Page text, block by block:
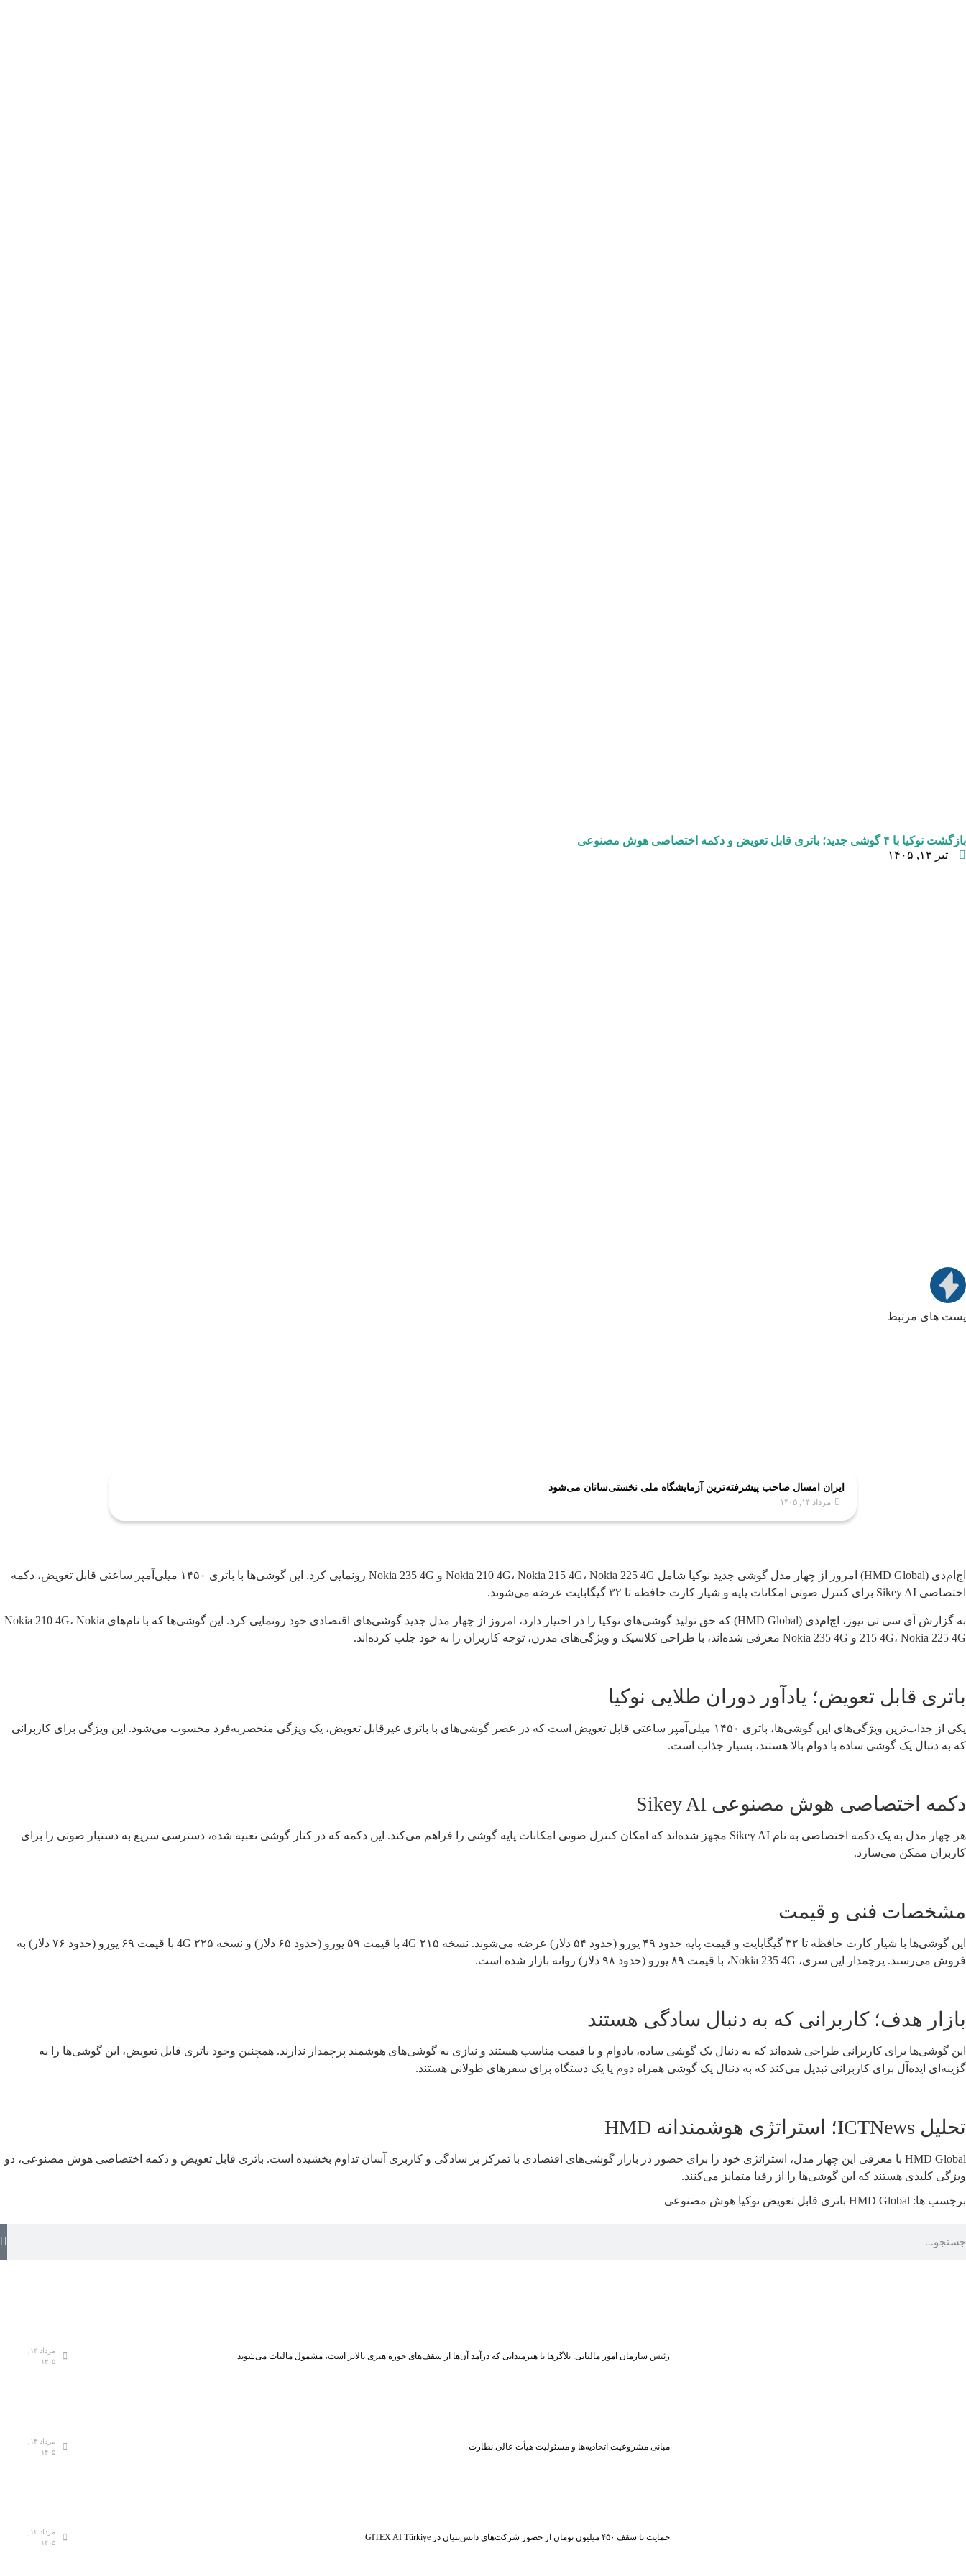
بازگشت نوکیا با ۴ گوشی جدید؛ باتری قابل تعویض و دکمه اختصاصی هوش مصنوعی
تیر ۱۳, ۱۴۰۵
پست های مرتبط
ایران امسال صاحب پیشرفته‌ترین آزمایشگاه ملی نخستی‌سانان می‌شود
مرداد ۱۴, ۱۴۰۵
اچ‌ام‌دی (HMD Global) امروز از چهار مدل گوشی جدید نوکیا شامل Nokia 210 4G، Nokia 215 4G، Nokia 225 4G و Nokia 235 4G رونمایی کرد. این گوشی‌ها با باتری ۱۴۵۰ میلی‌آمپر ساعتی قابل تعویض، دکمه
اختصاصی Sikey AI برای کنترل صوتی امکانات پایه و شیار کارت حافظه تا ۳۲ گیگابایت عرضه می‌شوند.
به گزارش آی سی تی نیوز، اچ‌ام‌دی (HMD Global) که حق تولید گوشی‌های نوکیا را در اختیار دارد، امروز از چهار مدل جدید گوشی‌های اقتصادی خود رونمایی کرد. این گوشی‌ها که با نام‌های Nokia 210 4G، Nokia
215 4G، Nokia 225 4G و Nokia 235 4G معرفی شده‌اند، با طراحی کلاسیک و ویژگی‌های مدرن، توجه کاربران را به خود جلب کرده‌اند.
باتری قابل تعویض؛ یادآور دوران طلایی نوکیا
یکی از جذاب‌ترین ویژگی‌های این گوشی‌ها، باتری ۱۴۵۰ میلی‌آمپر ساعتی قابل تعویض است که در عصر گوشی‌های با باتری غیرقابل تعویض، یک ویژگی منحصربه‌فرد محسوب می‌شود. این ویژگی برای کاربرانی
که به دنبال یک گوشی ساده با دوام بالا هستند، بسیار جذاب است.
دکمه اختصاصی هوش مصنوعی Sikey AI
هر چهار مدل به یک دکمه اختصاصی به نام Sikey AI مجهز شده‌اند که امکان کنترل صوتی امکانات پایه گوشی را فراهم می‌کند. این دکمه که در کنار گوشی تعبیه شده، دسترسی سریع به دستیار صوتی را برای
کاربران ممکن می‌سازد.
مشخصات فنی و قیمت
این گوشی‌ها با شیار کارت حافظه تا ۳۲ گیگابایت و قیمت پایه حدود ۴۹ یورو (حدود ۵۴ دلار) عرضه می‌شوند. نسخه ۲۱۵ 4G با قیمت ۵۹ یورو (حدود ۶۵ دلار) و نسخه ۲۲۵ 4G با قیمت ۶۹ یورو (حدود ۷۶ دلار) به
فروش می‌رسند. پرچمدار این سری، Nokia 235 4G، با قیمت ۸۹ یورو (حدود ۹۸ دلار) روانه بازار شده است.
بازار هدف؛ کاربرانی که به دنبال سادگی هستند
این گوشی‌ها برای کاربرانی طراحی شده‌اند که به دنبال یک گوشی ساده، بادوام و با قیمت مناسب هستند و نیازی به گوشی‌های هوشمند پرچمدار ندارند. همچنین وجود باتری قابل تعویض، این گوشی‌ها را به
گزینه‌ای ایده‌آل برای کاربرانی تبدیل می‌کند که به دنبال یک گوشی همراه دوم یا یک دستگاه برای سفرهای طولانی هستند.
تحلیل ICTNews؛ استراتژی هوشمندانه HMD
HMD Global با معرفی این چهار مدل، استراتژی خود را برای حضور در بازار گوشی‌های اقتصادی با تمرکز بر سادگی و کاربری آسان تداوم بخشیده است. باتری قابل تعویض و دکمه اختصاصی هوش مصنوعی، دو
ویژگی کلیدی هستند که این گوشی‌ها را از رقبا متمایز می‌کنند.
برچسب ها: HMD Global باتری قابل تعویض نوکیا هوش مصنوعی
رئیس سازمان امور مالیاتی: بلاگر‌ها یا هنرمندانی که درآمد آن‌ها از سقف‌های حوزه هنری بالاتر است، مشمول مالیات می‌شوند
مرداد ۱۴,
۱۴۰۵
مبانی مشروعیت اتحادیه‌ها و مسئولیت هیأت عالی نظارت
مرداد ۱۴,
۱۴۰۵
حمایت تا سقف ۴۵۰ میلیون تومان از حضور شرکت‌های دانش‌بنیان در GITEX AI Türkiye
مرداد ۱۲,
۱۴۰۵